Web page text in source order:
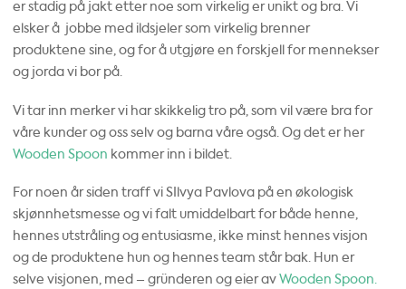
er stadig på jakt etter noe som virkelig er unikt og bra. Vi
elsker å jobbe med ildsjeler som virkelig brenner
produktene sine, og for å utgjøre en forskjell for mennekser
og jorda vi bor på.
Vi tar inn merker vi har skikkelig tro på, som vil være bra for
våre kunder og oss selv og barna våre også. Og det er her
Wooden Spoon kommer inn i bildet.
For noen år siden traff vi SIlvya Pavlova på en økologisk
skjønnhetsmesse og vi falt umiddelbart for både henne,
hennes utstråling og entusiasme, ikke minst hennes visjon
og de produktene hun og hennes team står bak. Hun er
selve visjonen, med – gründeren og eier avWooden Spoon.